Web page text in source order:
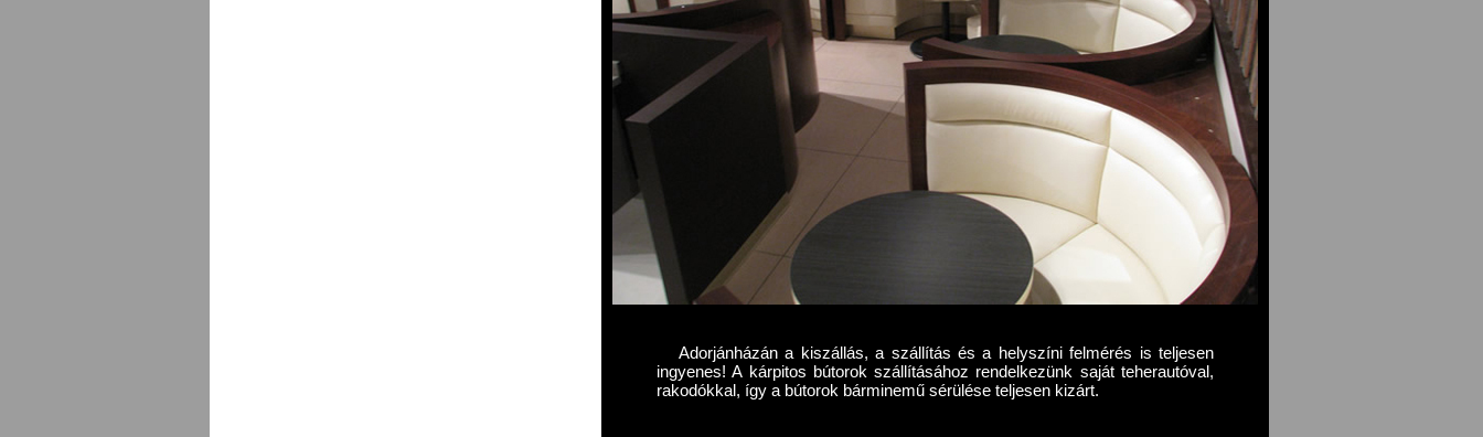
Adorjánházán a kiszállás, a szállítás és a helyszíni felmérés is teljesen
ingyenes! A kárpitos bútorok szállításához rendelkezünk saját teherautóval,
rakodókkal, így a bútorok bárminemű sérülése teljesen kizárt.